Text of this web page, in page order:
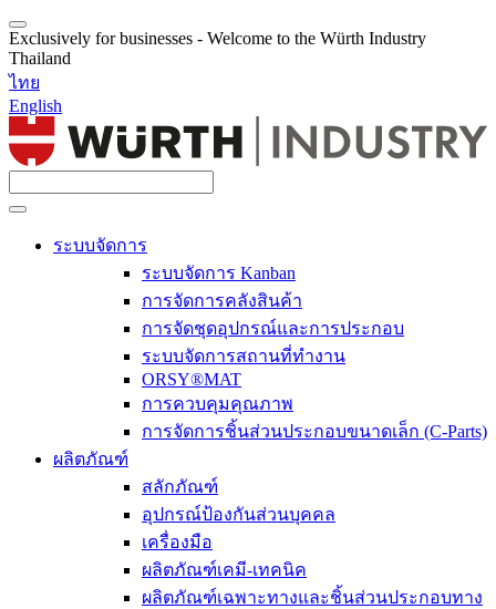
Exclusively for businesses - Welcome to the Würth Industry
Thailand
ไทย
English
ระบบจัดการ
ระบบจัดการ Kanban
การจัดการคลังสินค้า
การจัดชุดอุปกรณ์และการประกอบ
ระบบจัดการสถานที่ทำงาน
ORSY®MAT
การควบคุมคุณภาพ
การจัดการชิ้นส่วนประกอบขนาดเล็ก (C-Parts)
ผลิตภัณฑ์
สลักภัณฑ์
อุปกรณ์ป้องกันส่วนบุคคล
เครื่องมือ
ผลิตภัณฑ์เคมี-เทคนิค
ผลิตภัณฑ์เฉพาะทางและชิ้นส่วนประกอบทาง